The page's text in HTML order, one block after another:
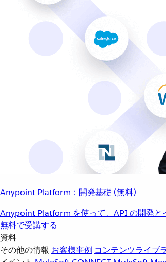
Anypoint Platform：開発基礎 (無料)
Anypoint Platform を使って、API の開発と
無料で受講する
資料
その他の情報 お客様事例 コンテンツライブ